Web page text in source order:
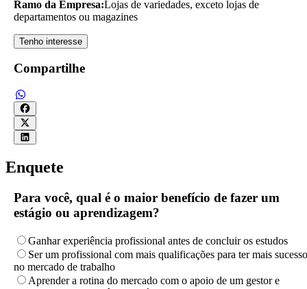
Ramo da Empresa:Lojas de variedades, exceto lojas de
departamentos ou magazines
Tenho interesse
Compartilhe
Enquete
Para você, qual é o maior benefício de fazer um
estágio ou aprendizagem?
Ganhar experiência profissional antes de concluir os estudos
Ser um profissional com mais qualificações para ter mais sucesso
no mercado de trabalho
Aprender a rotina do mercado com o apoio de um gestor e